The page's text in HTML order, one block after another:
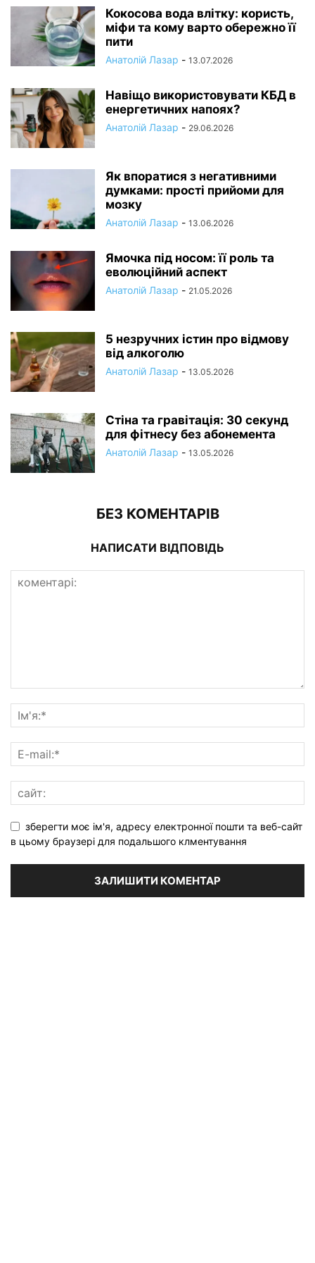
Кокосова вода влітку: користь,
міфи та кому варто обережно її
пити
Анатолій Лазар - 13.07.2026
Навіщо використовувати КБД в
енергетичних напоях?
Анатолій Лазар - 29.06.2026
Як впоратися з негативними
думками: прості прийоми для
мозку
Анатолій Лазар - 13.06.2026
Ямочка під носом: її роль та
еволюційний аспект
Анатолій Лазар - 21.05.2026
5 незручних істин про відмову
від алкоголю
Анатолій Лазар - 13.05.2026
Стіна та гравітація: 30 секунд
для фітнесу без абонемента
Анатолій Лазар - 13.05.2026
БЕЗ КОМЕНТАРІВ
НАПИСАТИ ВІДПОВІДЬ
зберегти моє ім'я, адресу електронної пошти та веб-сайт
в цьому браузері для подальшого клментування